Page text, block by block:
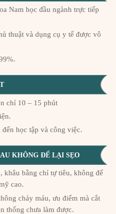
Nam học đầu ngành trực tiếp
thuật và dụng cụ y tế được vô
chỉ 10 – 15 phút
học tập và công việc.
KHÔNG ĐỂ LẠI SẸO
khâu bằng chỉ tự tiêu, không để
cao.
chảy máu, ưu điểm mà cắt
thống chưa làm được.